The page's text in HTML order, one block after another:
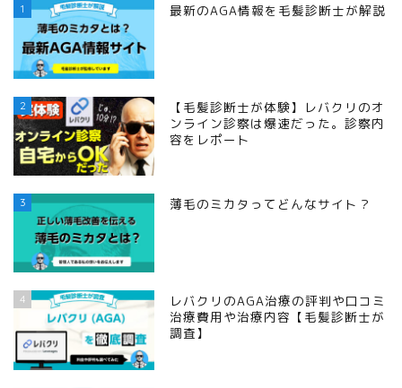
1 最新のAGA情報を毛髪診断士が解説
2
【毛髪診断士が体験】レバクリのオ
ンライン診察は爆速だった。診察内
容をレポート
3 薄毛のミカタってどんなサイト？
4
レバクリのAGA治療の評判や口コミ
治療費用や治療内容【毛髪診断士が
調査】